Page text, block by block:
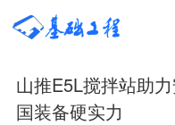
山推E5L搅拌站助
国装备硬实力